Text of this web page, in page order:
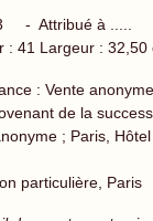
- Attribué à .....
: 41 Largeur : 32,50
: Vente
de la
; Paris,
particulière, Paris